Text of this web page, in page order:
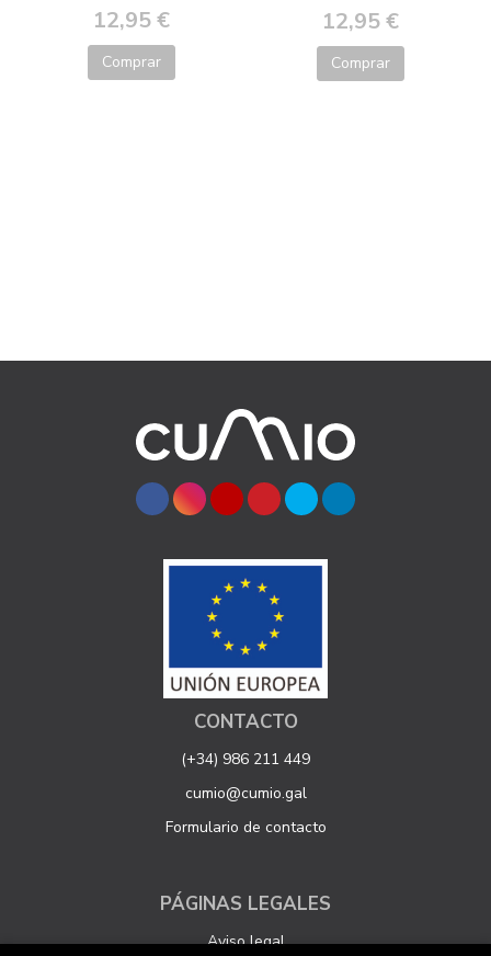
12,95 €
Comprar
12,95 €
Comprar
CONTACTO
(+34) 986 211 449
cumio@cumio.gal
Formulario de contacto
PÁGINAS LEGALES
Aviso legal